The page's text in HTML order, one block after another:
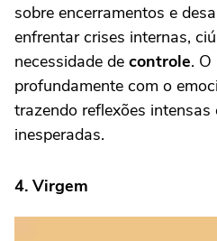
sobre encerramentos e
enfrentar crises internas,
necessidade de controle. O
profundamente com o
trazendo reflexões intensas
inesperadas.
4. Virgem